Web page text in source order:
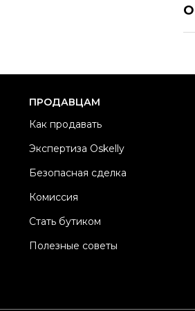
О
ПРОДАВЦАМ
Как продавать
Экспертиза Oskelly
Безопасная сделка
Комиссия
Стать бутиком
Полезные советы